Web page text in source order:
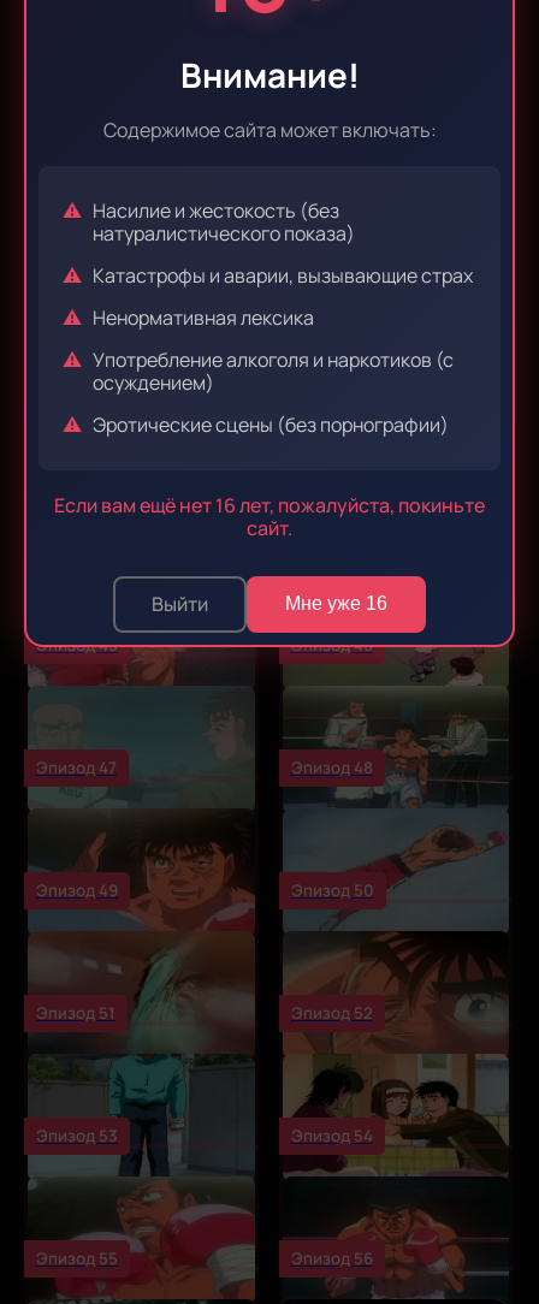
Внимание!
Содержимое сайта может включать:
Насилие и жестокость (без
натуралистического показа)
Катастрофы и аварии, вызывающие страх
Ненормативная лексика
Употребление алкоголя и наркотиков (с
осуждением)
Эротические сцены (без порнографии)
Если вам ещё нет 16 лет, пожалуйста, покиньте
сайт.
Выйти Мне уже 16
Эпизод 39 Эпизод 40
Эпизод 44
Эпизод 45 Эпизод 46
Эпизод 47 Эпизод 48
Эпизод 49 Эпизод 50
Эпизод 51 Эпизод 52
Эпизод 53 Эпизод 54
Эпизод 55 Эпизод 56